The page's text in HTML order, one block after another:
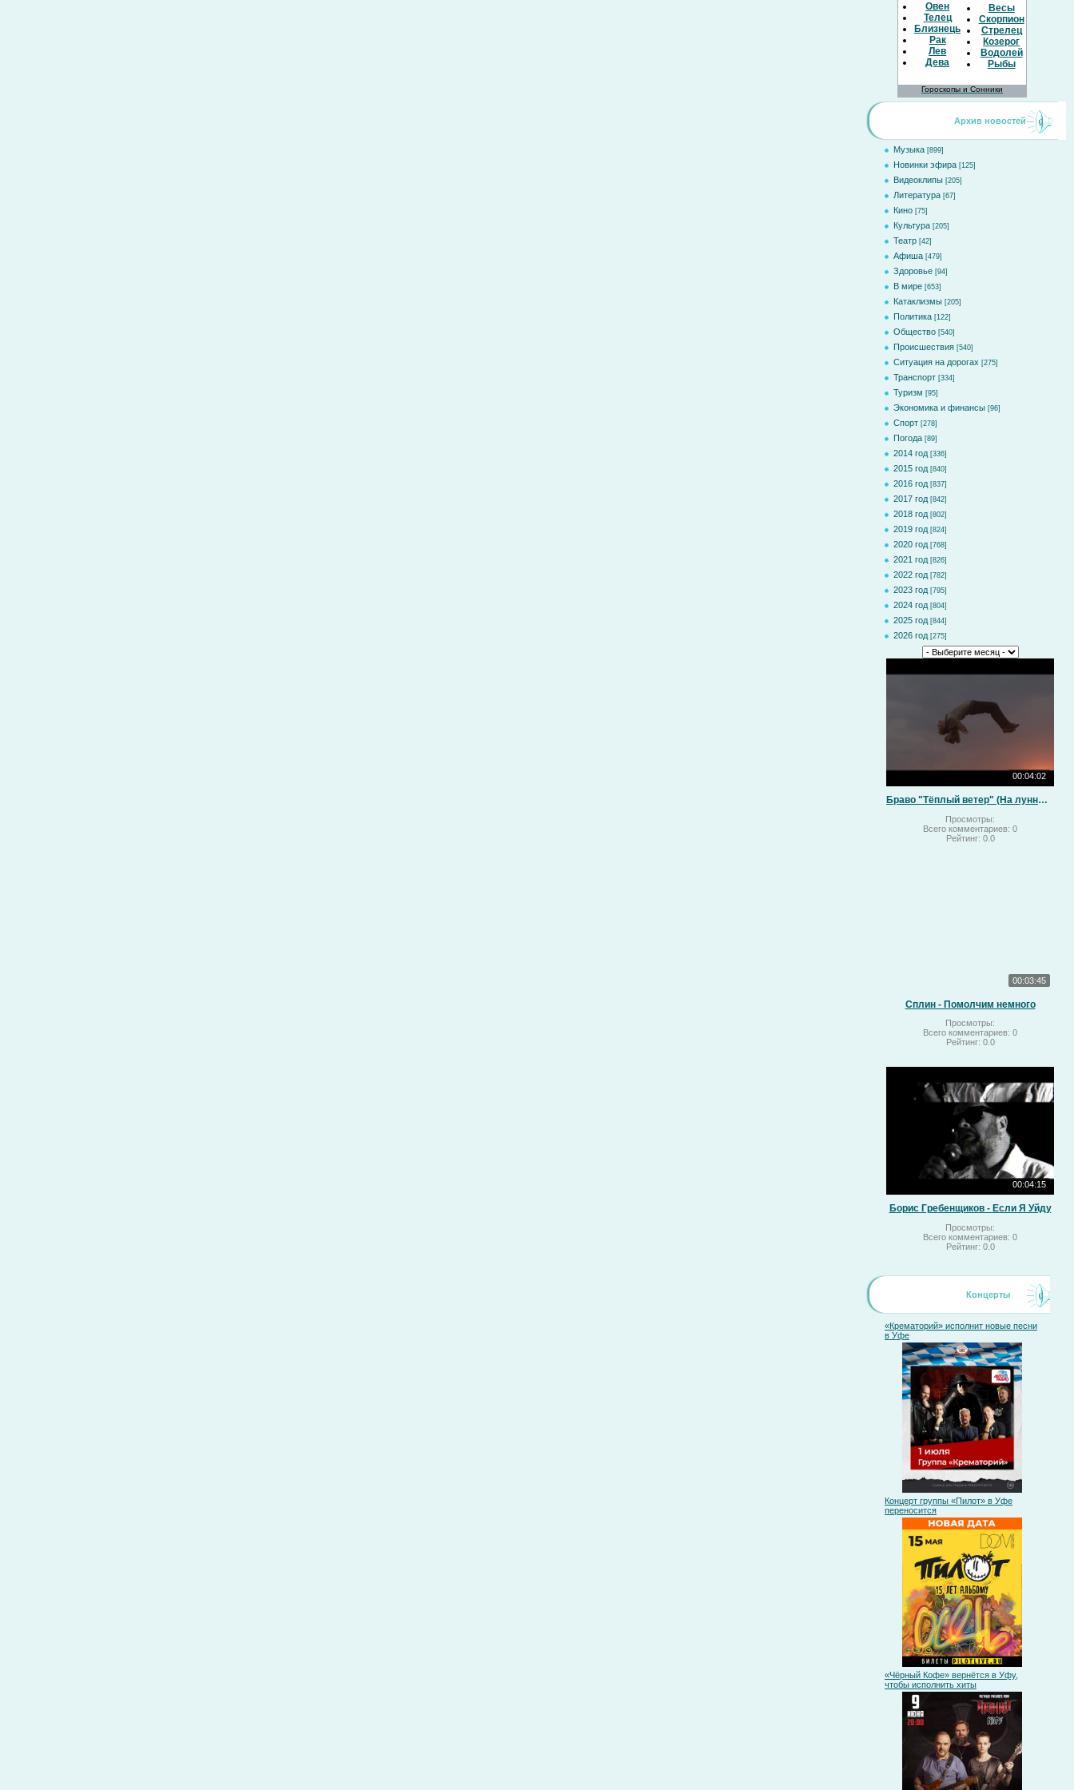
Овен
Телец
Близнецы
Рак
Лев
Дева
Весы
Скорпион
Стрелец
Козерог
Водолей
Рыбы
Гороскопы и Сонники
Архив новостей
Музыка [899]
Новинки эфира [125]
Видеоклипы [205]
Литература [67]
Кино [75]
Культура [205]
Театр [42]
Афиша [479]
Здоровье [94]
В мире [653]
Катаклизмы [205]
Политика [122]
Общество [540]
Происшествия [540]
Ситуация на дорогах [275]
Транспорт [334]
Туризм [95]
Экономика и финансы [96]
Спорт [278]
Погода [89]
2014 год [336]
2015 год [840]
2016 год [837]
2017 год [842]
2018 год [802]
2019 год [824]
2020 год [768]
2021 год [826]
2022 год [782]
2023 год [795]
2024 год [804]
2025 год [844]
2026 год [275]
00:04:02
Браво "Тёплый ветер" (На лунный свет)
Просмотры:
Всего комментариев: 0
Рейтинг: 0.0
00:03:45
Сплин - Помолчим немного
Просмотры:
Всего комментариев: 0
Рейтинг: 0.0
00:04:15
Борис Гребенщиков - Если Я Уйду
Просмотры:
Всего комментариев: 0
Рейтинг: 0.0
Концерты
«Крематорий» исполнит новые песни
в Уфе
Концерт группы «Пилот» в Уфе
переносится
«Чёрный Кофе» вернётся в Уфу,
чтобы исполнить хиты